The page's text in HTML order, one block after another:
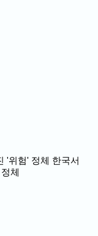
'위험' 정체 한국서
체